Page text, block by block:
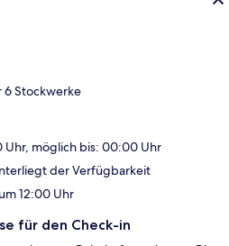
6 Stockwerke
Uhr, möglich bis: 00:00 Uhr
der Verfügbarkeit
12:00 Uhr
für den Check-in